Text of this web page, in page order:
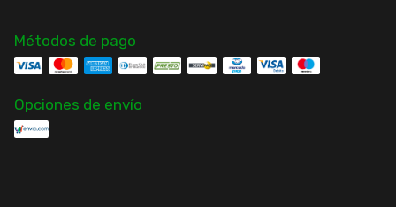
Métodos de pago
Opciones de envío